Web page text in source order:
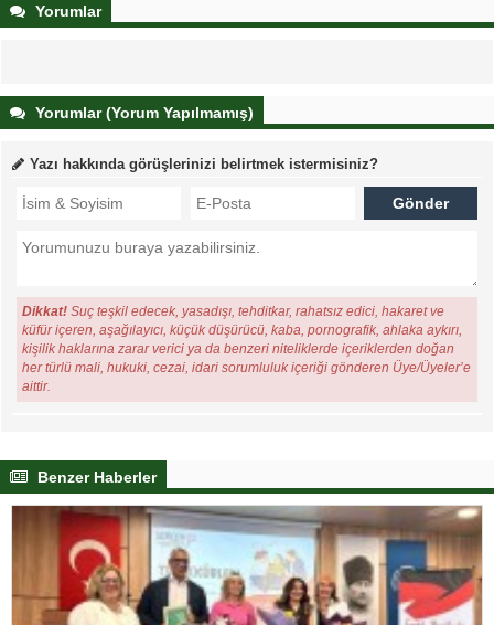
Yorumlar
Yorumlar (Yorum Yapılmamış)
Yazı hakkında görüşlerinizi belirtmek istermisiniz?
Dikkat! Suç teşkil edecek, yasadışı, tehditkar, rahatsız edici, hakaret ve
küfür içeren, aşağılayıcı, küçük düşürücü, kaba, pornografik, ahlaka aykırı,
kişilik haklarına zarar verici ya da benzeri niteliklerde içeriklerden doğan
her türlü mali, hukuki, cezai, idari sorumluluk içeriği gönderen Üye/Üyeler’e
aittir.
Benzer Haberler